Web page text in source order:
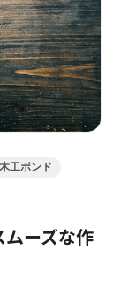
木工ボンド
ーズな作